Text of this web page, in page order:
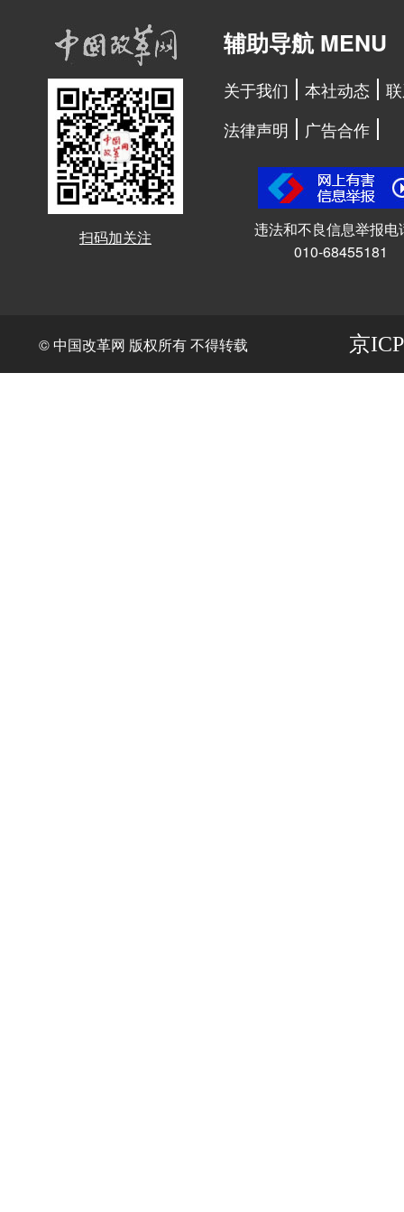
扫码加关注
辅助导航 MENU
关于我们 本社动态
法律声明
广告合作
违法和不良信息举报电
010-68455181
© 中国改革网 版权所有 不得转载 京